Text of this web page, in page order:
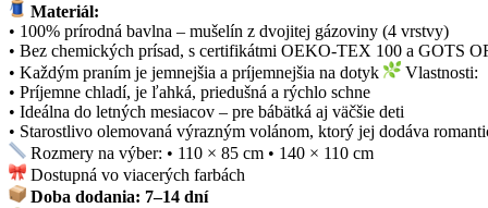
Materiál:
• 100% prírodná bavlna – mušelín z dvojitej gázoviny (4 vrstvy)
• Bez chemických prísad, s certifikátmi OEKO-TEX 100 a GOTS
• Každým praním je jemnejšia a príjemnejšia na dotyk
Vlastnosti:
• Príjemne chladí, je ľahká, priedušná a rýchlo schne
• Ideálna do letných mesiacov – pre bábätká aj väčšie deti
• Starostlivo olemovaná výrazným volánom, ktorý jej dodáva
Rozmery na výber: • 110 × 85 cm • 140 × 110 cm
Dostupná vo viacerých farbách
Doba dodania: 7–14 dní